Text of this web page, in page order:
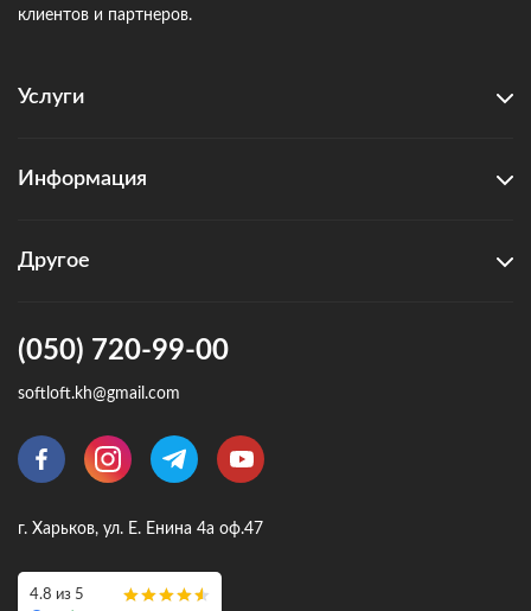
клиентов и партнеров.
Услуги
Информация
Другое
(050) 720-99-00
softloft.kh@gmail.com
г. Харьков, ул. Е. Енина 4а оф.47
4.8 из 5